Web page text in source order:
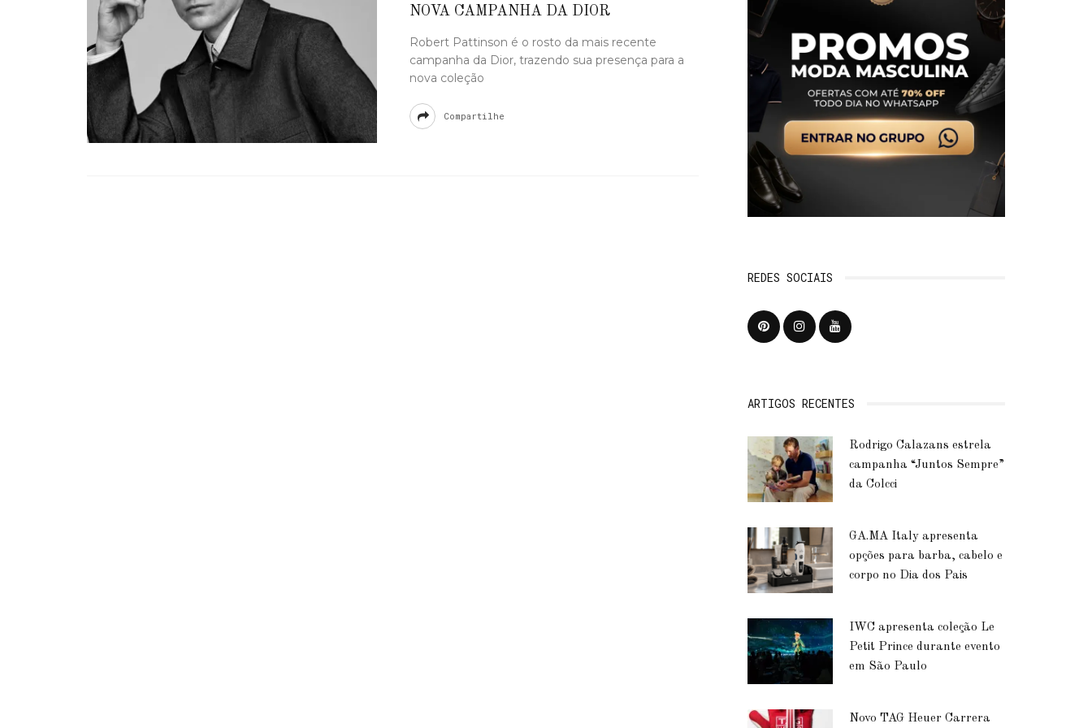
NOVA CAMPANHA DA DIOR
Robert Pattinson é o rosto da mais recente
campanha da Dior, trazendo sua presença para a
nova coleção
Compartilhe
REDES SOCIAIS
ARTIGOS RECENTES
Rodrigo Calazans estrela
campanha “Juntos Sempre”
da Colcci
GA.MA Italy apresenta
opções para barba, cabelo e
corpo no Dia dos Pais
IWC apresenta coleção Le
Petit Prince durante evento
em São Paulo
Novo TAG Heuer Carrera